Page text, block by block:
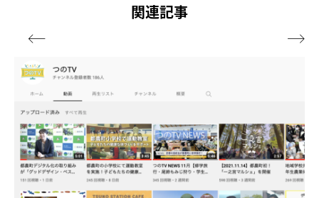
関連記事
 